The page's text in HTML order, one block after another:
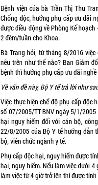
Bệnh viện của bà Trần Thị Thu
Chống độc, hưởng phụ cấp ưu đãi
được điều động về Phòng Kế
2 đêm/tuần cho Khoa.
Bà Trang hỏi, từ tháng 8/2016
nêu trên như thế nào? Ban Giám
bệnh thì hưởng phụ cấp ưu đãi
Về vấn đề này, Bộ Y tế trả lời như
Việc thực hiện chế độ phụ cấp độc
số 07/2005/TT-BNV ngày 5/1/
hại nguy hiểm đối với cán bộ,
22/8/2005 của Bộ Y tế hướng dẫn
bộ, viên chức ngành y tế.
Phụ cấp độc hại, nguy hiểm được
hại, nguy hiểm. Nếu làm việc dưới
làm việc từ 4 giờ trở lên thì được